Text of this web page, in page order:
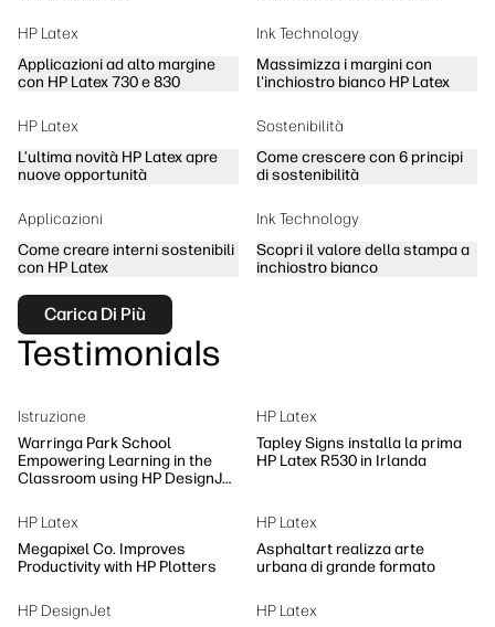
HP Latex
Applicazioni ad alto margine
con HP Latex 730 e 830
Ink Technology
Massimizza i margini con
l'inchiostro bianco HP Latex
HP Latex
L’ultima novità HP Latex apre
nuove opportunità
Sostenibilità
Come crescere con 6 principi
di sostenibilità
Applicazioni
Come creare interni sostenibili
con HP Latex
Ink Technology
Scopri il valore della stampa a
inchiostro bianco
Carica Di Più
Testimonials
Istruzione
Warringa Park School
Empowering Learning in the
Classroom using HP DesignJet
HP Latex
Tapley Signs installa la prima
HP Latex R530 in Irlanda
HP Latex
Megapixel Co. Improves
Productivity with HP Plotters
HP Latex
Asphaltart realizza arte
urbana di grande formato
HP DesignJet
HP Latex